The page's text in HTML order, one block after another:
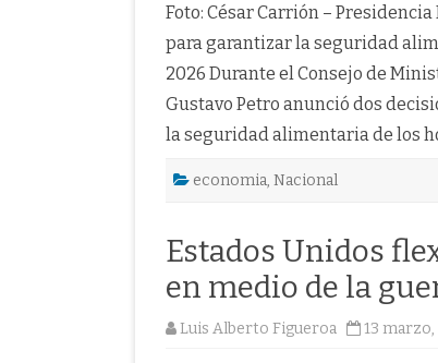
Foto: César Carrión –
p​ara garantizar la seguridad
2026 Durante el Consejo de
Gustavo Petro anunció dos
la seguridad alimentaria de los
economia, Nacional
Estados Unidos
en medio de la
Luis Alberto Figueroa 13 marzo,